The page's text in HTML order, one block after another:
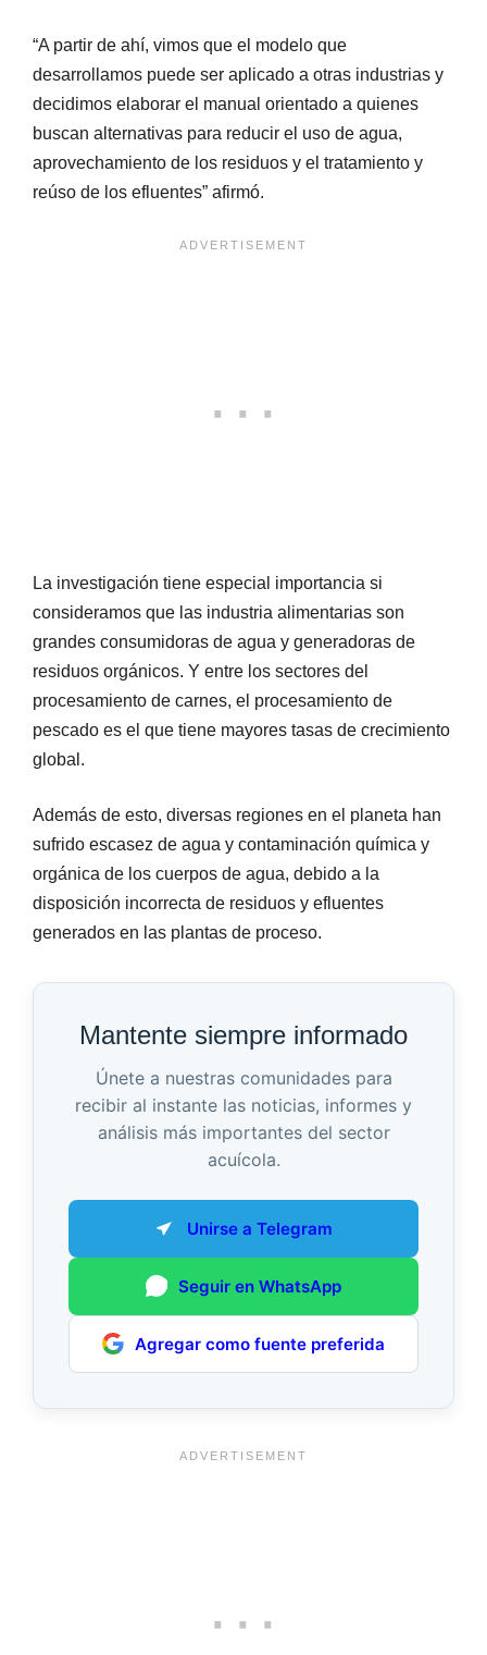
“A partir de ahí, vimos que el modelo que
desarrollamos puede ser aplicado a otras industrias y
decidimos elaborar el manual orientado a quienes
buscan alternativas para reducir el uso de agua,
aprovechamiento de los residuos y el tratamiento y
reúso de los efluentes” afirmó.
La investigación tiene especial importancia si
consideramos que las industria alimentarias son
grandes consumidoras de agua y generadoras de
residuos orgánicos. Y entre los sectores del
procesamiento de carnes, el procesamiento de
pescado es el que tiene mayores tasas de crecimiento
global.
Además de esto, diversas regiones en el planeta han
sufrido escasez de agua y contaminación química y
orgánica de los cuerpos de agua, debido a la
disposición incorrecta de residuos y efluentes
generados en las plantas de proceso.
Mantente siempre informado
Únete a nuestras comunidades para
recibir al instante las noticias, informes y
análisis más importantes del sector
acuícola.
Unirse a Telegram
Seguir en WhatsApp
Agregar como fuente preferida